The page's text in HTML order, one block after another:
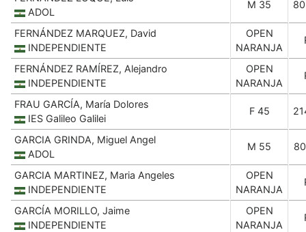
ADOL
M 35
FERNÁNDEZ MARQUEZ, David
INDEPENDIENTE
OPEN
NARANJA
FERNÁNDEZ RAMÍREZ, Alejandro
INDEPENDIENTE
OPEN
NARANJA
FRAU GARCÍA, María Dolores
IES Galileo Galilei
F 45
GARCIA GRINDA, Miguel Angel
ADOL
M 55
GARCIA MARTINEZ, Maria Angeles
INDEPENDIENTE
OPEN
NARANJA
GARCÍA MORILLO, Jaime
INDEPENDIENTE
OPEN
NARANJA